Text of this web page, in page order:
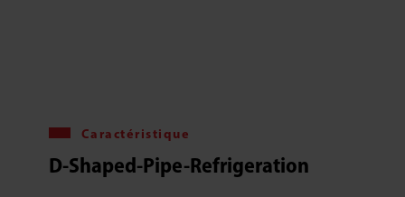
Caractéristique
D-Shaped-Pipe-Refrigeration